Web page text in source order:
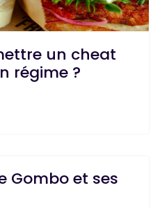
un cheat
régime ?
Gombo et ses